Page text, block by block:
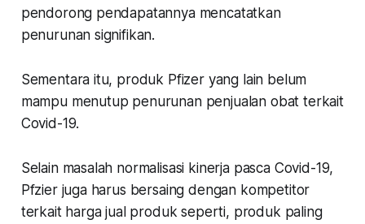
pendorong pendapatannya mencatatkan
penurunan signifikan.
Sementara itu, produk Pfizer yang lain belum
mampu menutup penurunan penjualan obat terkait
Covid-19.
Selain masalah normalisasi kinerja pasca Covid-19,
Pfzier juga harus bersaing dengan kompetitor
terkait harga jual produk seperti, produk paling